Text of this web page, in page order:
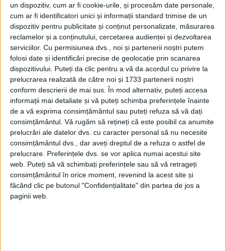
un dispozitiv, cum ar fi cookie-urile, și procesăm date personale,
cum ar fi identificatori unici și informații standard trimise de un
dispozitiv pentru publicitate și conținut personalizate, măsurarea
reclamelor și a conținutului, cercetarea audienței și dezvoltarea
serviciilor. Cu permisiunea dvs., noi și partenerii noștri putem
folosi date și identificări precise de geolocație prin scanarea
dispozitivului. Puteți da clic pentru a vă da acordul cu privire la
prelucrarea realizată de către noi și 1733 partenerii noștri
conform descrierii de mai sus. În mod alternativ, puteți accesa
informații mai detaliate și vă puteți schimba preferințele înainte
de a vă exprima consimțământul sau puteți refuza să vă dați
consimțământul. Vă rugăm să rețineți că este posibil ca anumite
prelucrări ale datelor dvs. cu caracter personal să nu necesite
consimțământul dvs., dar aveți dreptul de a refuza o astfel de
prelucrare. Preferințele dvs. se vor aplica numai acestui site
web. Puteți să vă schimbați preferințele sau să vă retrageți
consimțământul în orice moment, revenind la acest site și
făcând clic pe butonul "Confidențialitate" din partea de jos a
paginii web.
de imunologie, Facultatea de Medicină
Mount Sinai din New York (din 1984).
Rezultatele cercetărilor sale au fost
publicate în peste 250 de lucrări, apărute
în periodice străine, monografii şi tratate
de imunologie, între care: „Biologia
arsurilor” (1967), „Lymphocitic Regulation
by Antibodies” (1981), „Biological
Applications of Antiidiotypic Antibodies”
(1988), „Immunology for Medical Students”
(1990).